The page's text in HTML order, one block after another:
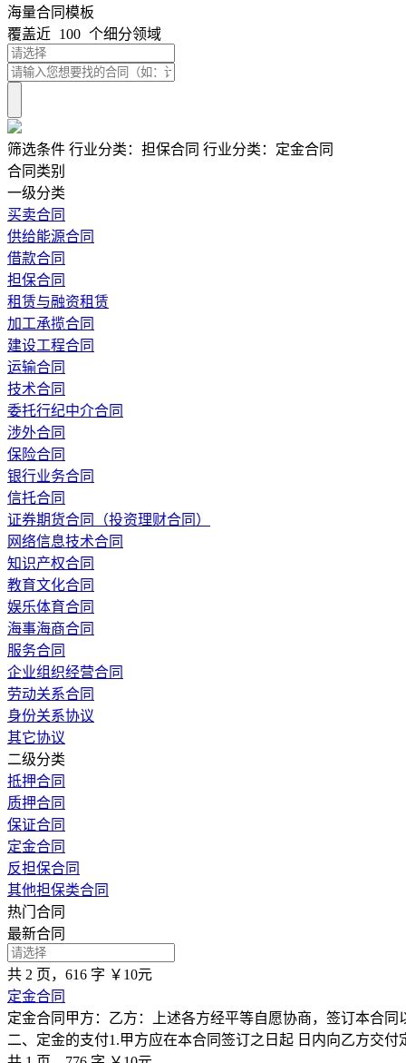
海量合同模板
覆盖近 100 个细分领域
筛选条件 行业分类： 担保合同 行业分类： 定金合同
合同类别
一级分类
买卖合同
供给能源合同
借款合同
担保合同
租赁与融资租赁
加工承揽合同
建设工程合同
运输合同
技术合同
委托行纪中介合同
涉外合同
保险合同
银行业务合同
信托合同
证券期货合同（投资理财合同）
网络信息技术合同
知识产权合同
教育文化合同
娱乐体育合同
海事海商合同
服务合同
企业组织经营合同
劳动关系合同
身份关系协议
其它协议
二级分类
抵押合同
质押合同
保证合同
定金合同
反担保合同
其他担保类合同
热门合同
最新合同
共 2 页，616 字 ￥10元
定金合同
定金合同甲方：乙方：上述各方经平等自愿协商，签订本合
二、定金的支付1.甲方应在本合同签订之日起 日内向乙方交付